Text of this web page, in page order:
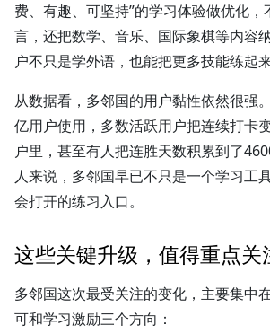
费、有趣、可坚持”的学习体验做优化
言，还把数学、音乐、国际象棋等内容
户不只是学外语，也能把更多技能练起来
从数据看，多邻国的用户黏性依然很强
亿用户使用，多数活跃用户把连续打卡
户里，甚至有人把连胜天数积累到了
人来说，多邻国早已不只是一个学习工
会打开的练习入口。
这些关键升级，值得重点关
多邻国这次最受关注的变化，主要集中
可和学习激励三个方向：